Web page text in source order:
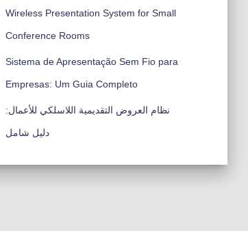
Wireless Presentation System for Small
Conference Rooms
Sistema de Apresentação Sem Fio para
Empresas: Um Guia Completo
نظام العروض التقديمية اللاسلكي للأعمال:
دليل شامل